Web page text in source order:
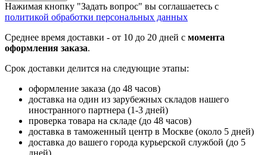
Нажимая кнопку "Задать вопрос" вы соглашаетесь с
политикой обработки персональных данных
Среднее время доставки - от 10 до 20 дней с момента
оформления заказа.
Срок доставки делится на следующие этапы:
оформление заказа (до 48 часов)
доставка на один из зарубежных складов нашего
иностранного партнера (1-3 дней)
проверка товара на складе (до 48 часов)
доставка в таможенный центр в Москве (около 5 дней)
доставка до вашего города курьерской службой (до 5
дней)